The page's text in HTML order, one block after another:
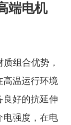
端电机
组合优势，
高温运行环境
良好的抗延伸
电强度，在电